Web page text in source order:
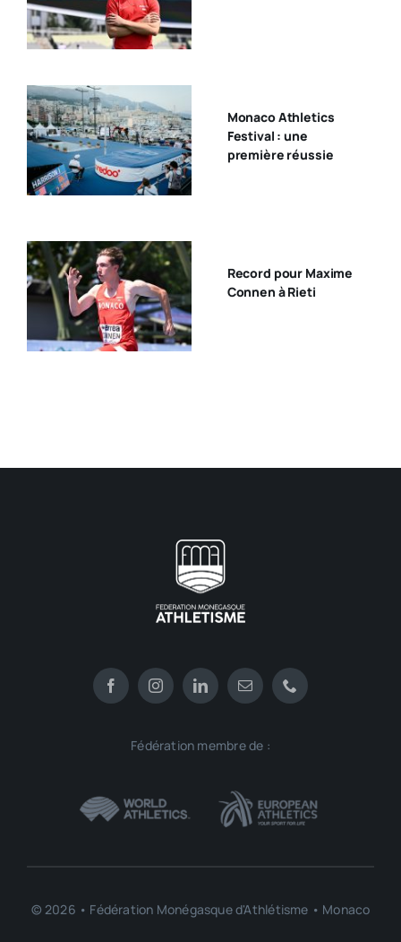
Monaco Athletics
Festival : une
première réussie
Record pour Maxime
Connen à Rieti
Fédération membre de :
© 2026 • Fédération Monégasque d'Athlétisme • Monaco